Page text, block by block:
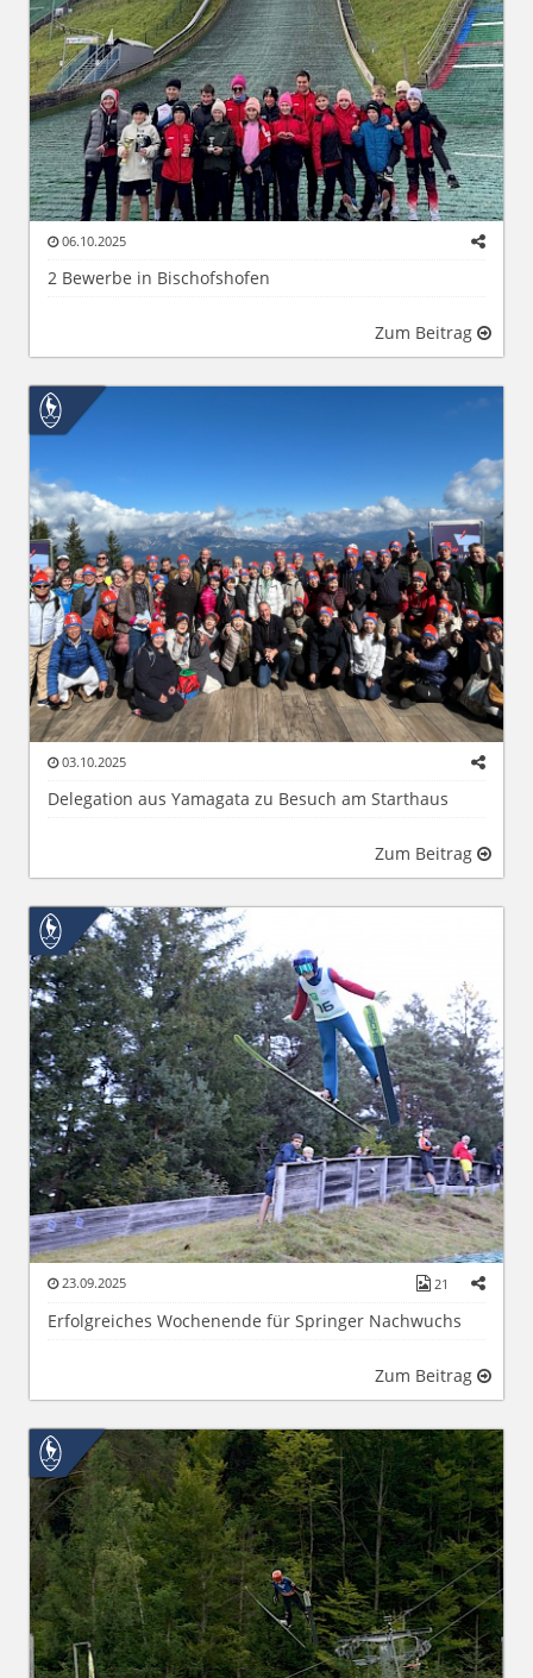
06.10.2025
2 Bewerbe in Bischofshofen
Zum Beitrag
03.10.2025
Delegation aus Yamagata zu Besuch am Starthaus
Zum Beitrag
23.09.2025 21
Erfolgreiches Wochenende für Springer Nachwuchs
Zum Beitrag